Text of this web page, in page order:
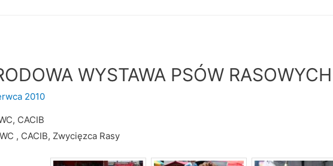
WYSTAWA PSÓW
2010
CACIB
, CACIB, Zwycięzca Rasy